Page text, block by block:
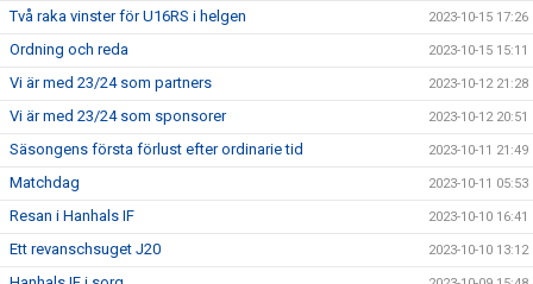
Två raka vinster för U16RS i helgen 2023-10-15 17:26
Ordning och reda 2023-10-15 15:11
Vi är med 23/24 som partners 2023-10-12 21:28
Vi är med 23/24 som sponsorer 2023-10-12 20:51
Säsongens första förlust efter ordinarie tid 2023-10-11 21:49
Matchdag 2023-10-11 05:53
Resan i Hanhals IF 2023-10-10 16:41
Ett revanschsuget J20 2023-10-10 13:12